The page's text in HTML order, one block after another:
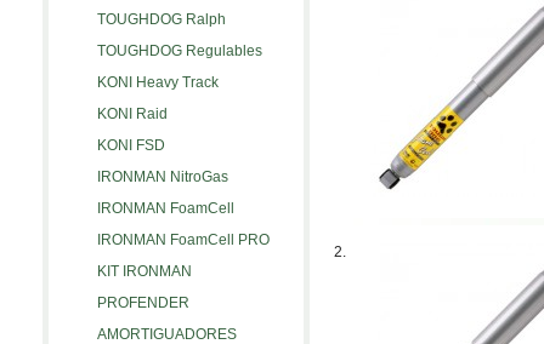
TOUGHDOG Ralph
TOUGHDOG Regulables
KONI Heavy Track
KONI Raid
KONI FSD
IRONMAN NitroGas
IRONMAN FoamCell
IRONMAN FoamCell PRO
KIT IRONMAN
PROFENDER
AMORTIGUADORES
2.